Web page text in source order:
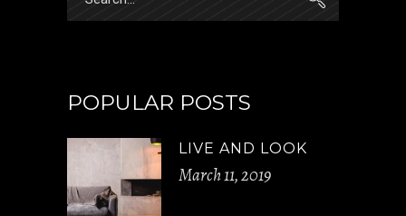
POPULAR POSTS
LIVE AND LOOK
March 11, 2019